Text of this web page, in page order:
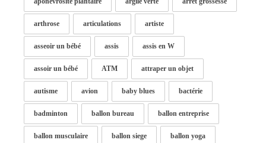
arthrose articulations artiste
asseoir un bébé assis assis en W
assoir un bébé ATM attraper un objet
autisme avion baby blues bactérie
badminton ballon bureau ballon entreprise
ballon musculaire ballon siege ballon yoga